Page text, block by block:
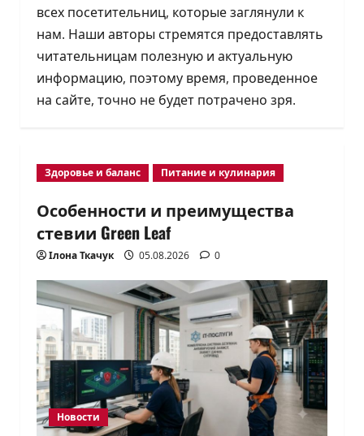
всех посетительниц, которые заглянули к
нам. Наши авторы стремятся предоставлять
читательницам полезную и актуальную
информацию, поэтому время, проведенное
на сайте, точно не будет потрачено зря.
Здоровье и баланс Питание и кулинария
Особенности и преимущества
стевии Green Leaf
Ілона Ткачук 05.08.2026 0
Новости